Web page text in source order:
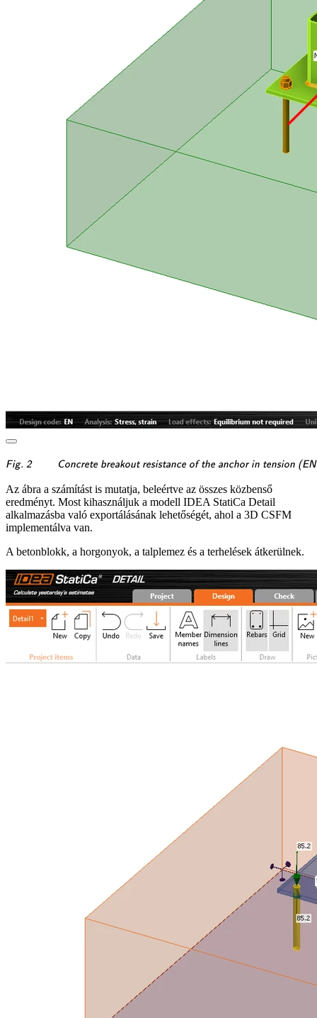
Fig. 2 Concrete breakout resistance of the anchor in tension
Az ábra a számítást is mutatja, beleértve az összes közbenső
eredményt. Most kihasználjuk a modell IDEA StatiCa Detail
alkalmazásba való exportálásának lehetőségét, ahol a 3D CSFM
implementálva van.
A betonblokk, a horgonyok, a talplemez és a terhelések átkerülnek.